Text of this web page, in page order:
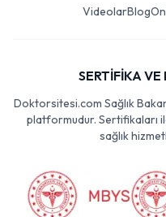
VideolarBlog
SERTİFİKA
Doktorsitesi.com Sağlık
platformudur. Sertifikaları
sağlık